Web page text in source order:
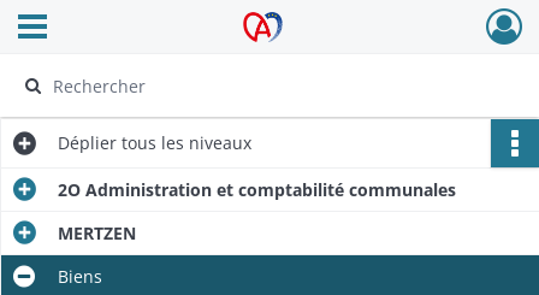
Archives Alsace - Colmar
Ouvrir le menu déroulant
Déplier tous les niveaux
2O Administration et comptabilité communales
MERTZEN
Biens